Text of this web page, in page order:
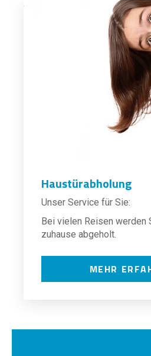
Haustürabholung
Unser Service für Sie:
Bei vielen Reisen werden
zuhause abgeholt.
MEHR